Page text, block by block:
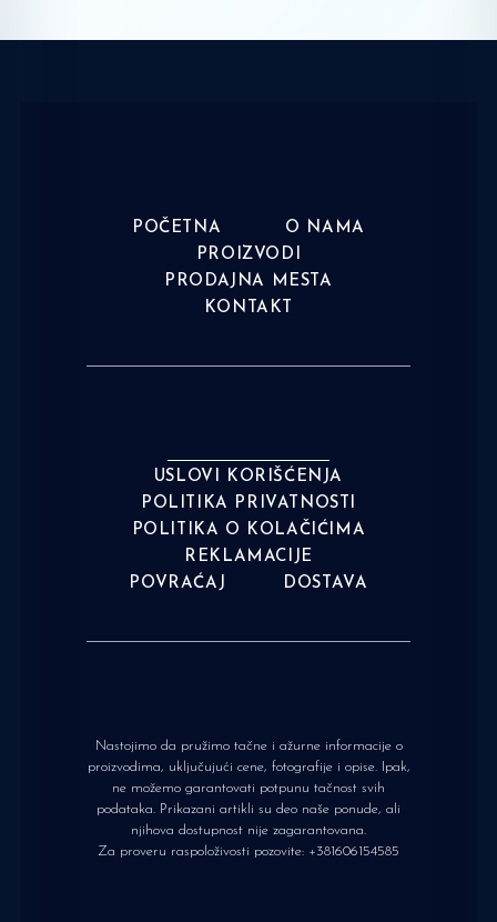
POČETNA
O NAMA
PROIZVODI
PRODAJNA MESTA
KONTAKT
USLOVI KORIŠĆENJA
POLITIKA PRIVATNOSTI
POLITIKA O KOLAČIĆIMA
REKLAMACIJE
POVRAĆAJ
DOSTAVA
Nastojimo da pružimo tačne i ažurne informacije o
proizvodima, uključujući cene, fotografije i opise. Ipak,
ne možemo garantovati potpunu tačnost svih
podataka. Prikazani artikli su deo naše ponude, ali
njihova dostupnost nije zagarantovana.
Za proveru raspoloživosti pozovite: +381606154585